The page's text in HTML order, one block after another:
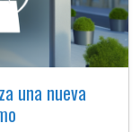
una nueva